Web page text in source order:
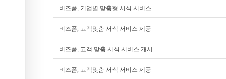
비즈폼, 기업별 맞춤형 서식 서비스
비즈폼, 고객맞춤 서식 서비스 제공
비즈폼, 고객 맞춤 서식 서비스 개시
비즈폼, 고객맞춤 서식 서비스 제공